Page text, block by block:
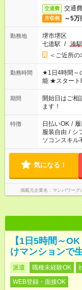
交通費 交通
月収例 ～5万
勤務地
堺市堺区
七道駅 / 湊駅
＜ご近所の
勤務時間
★1日4時間～の時短シフト
能 ★スタート
20:00 など 残業なし！ ※Wワークの
週40時間超
間以上勤務は
（日雇い派遣
案内が難しい
期間
開始日はご
ます！
特徴 日払いOK /
服装自由 / シ
ソコンスキル
気になる！
掲載元企業名 マンパワー
【1日5時間～
けマンションで
派遣 職種未経験OK
WEB登録・面接OK